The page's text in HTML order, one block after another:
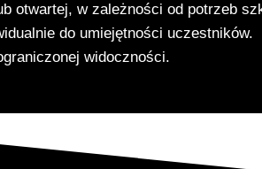
otwartej, w zależności od potrzeb
do umiejętności uczestników.
widoczności.